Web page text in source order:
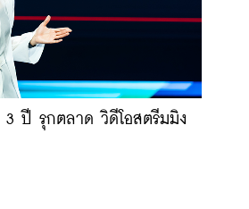
3 ปี รุกตลาด วิดีโอสตรีมมิง